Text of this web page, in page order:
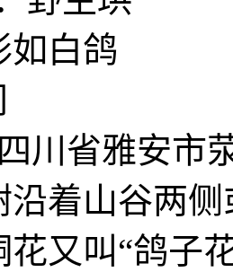
川省雅安市
沿着山谷两
花又叫“鸽子